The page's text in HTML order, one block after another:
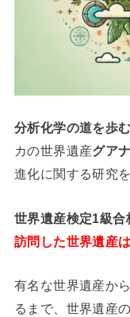
分析化学の道を歩
カの世界遺産グア
進化に関する研究
世界遺産検定1級合
訪問した世界遺産
有名な世界遺産か
るまで、世界遺産